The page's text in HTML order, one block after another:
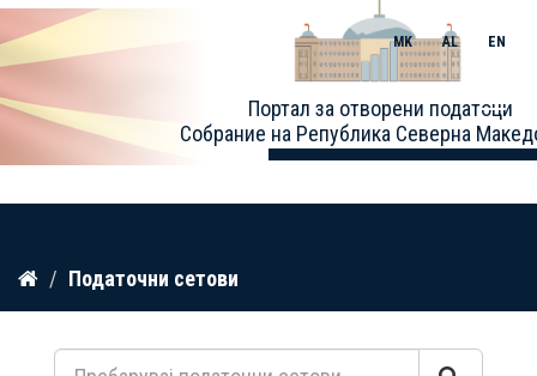
Прескокнете
содржина
Портал за отворени податоци
Собрание на Република Северна
MK AL EN
Toggle
Податочни сетови